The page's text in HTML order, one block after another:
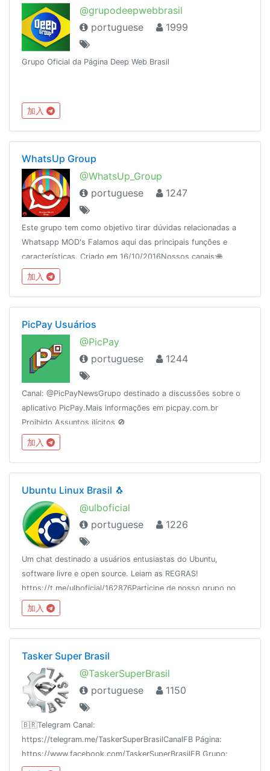
@grupodeepwebbrasil
portuguese
1999
Grupo Oficial da Página Deep Web Brasil
加入
WhatsUp Group
@WhatsUp_Group
portuguese
1247
Este grupo tem como objetivo tirar dúvidas relacionadas a
Whatsapp MOD's Falamos aqui das principais funções e
características. Criado em 16/10/2016Nossos canais:🌐
@WhatsUp_Mod (MOD)🎨 @WhatsUp_Themes (TEMAS)
加入
PicPay Usuários
@PicPay
portuguese
1244
Canal: @PicPayNewsGrupo destinado a discussões sobre o
aplicativo PicPay.Mais informações em picpay.com.br
Proibido Assuntos ilícitos 🚫
加入
Ubuntu Linux Brasil 🐧
@ulboficial
portuguese
1226
Um chat destinado a usuários entusiastas do Ubuntu,
software livre e open source. Leiam as REGRAS!
https://t.me/ulboficial/162876Participe de nosso grupo no
facebook
https://www.facebook.com/groups/ubuntulinuxbrasil/
加入
Tasker Super Brasil
@TaskerSuperBrasil
portuguese
1150
🇧🇷Telegram Canal:
https://telegram.me/TaskerSuperBrasilCanalFB Página:
https://www.facebook.com/TaskerSuperBrasilFB Grupo:
https://www.facebook.com/groups/TaskerSuperBrasilYouTube: